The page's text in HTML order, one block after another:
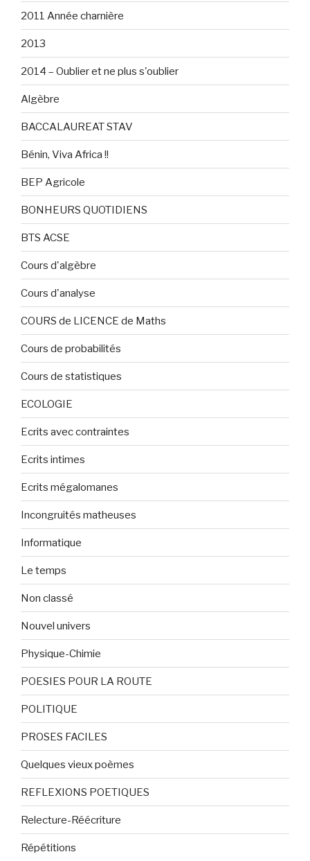
2011 Année charnière
2013
2014 – Oublier et ne plus s'oublier
Algèbre
BACCALAUREAT STAV
Bénin, Viva Africa !!
BEP Agricole
BONHEURS QUOTIDIENS
BTS ACSE
Cours d'algèbre
Cours d'analyse
COURS de LICENCE de Maths
Cours de probabilités
Cours de statistiques
ECOLOGIE
Ecrits avec contraintes
Ecrits intimes
Ecrits mégalomanes
Incongruités matheuses
Informatique
Le temps
Non classé
Nouvel univers
Physique-Chimie
POESIES POUR LA ROUTE
POLITIQUE
PROSES FACILES
Quelques vieux poèmes
REFLEXIONS POETIQUES
Relecture-Réécriture
Répétitions